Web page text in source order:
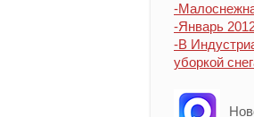
-
-Январь
-В
уборкой